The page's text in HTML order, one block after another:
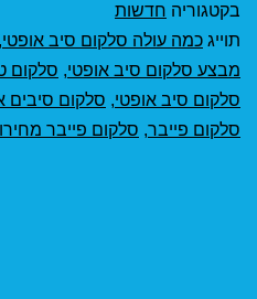
בקטגוריה חדשות
תוייג כמה עולה סלקום סיב אופטי,
מבצע סלקום סיב אופטי, סלקום
סלקום סיב אופטי, סלקום סיבים
סלקום פייבר, סלקום פייבר